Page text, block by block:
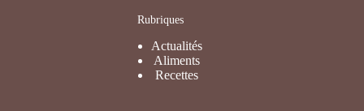
Rubriques
Actualités
Aliments
Recettes